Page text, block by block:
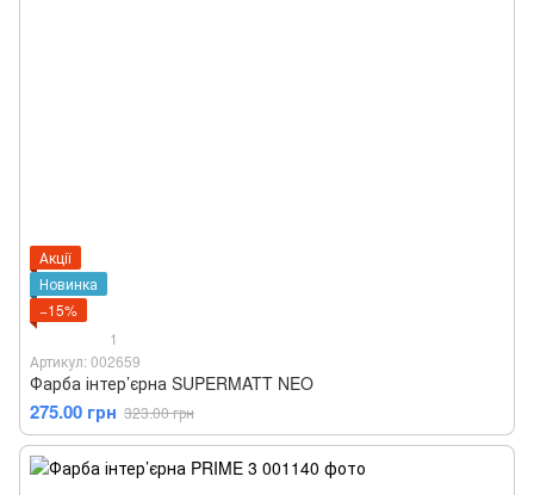
Акції
Новинка
−15%
1
Артикул: 002659
Фарба інтер’єрна SUPERMATT NEO
275.00 грн 323.00 грн